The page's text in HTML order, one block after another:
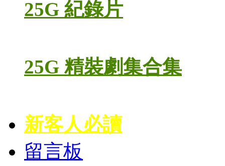
25G 紀錄片
25G 精裝劇集合集
新客人必讀
留言板